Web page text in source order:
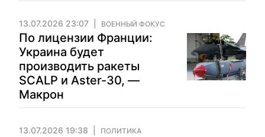
13.07.2026 23:07 ВОЕННЫЙ ФОКУС
По лицензии Франции:
Украина будет
производить ракеты
SCALP и Aster-30, —
Макрон
13.07.2026 19:38 ПОЛИТИКА